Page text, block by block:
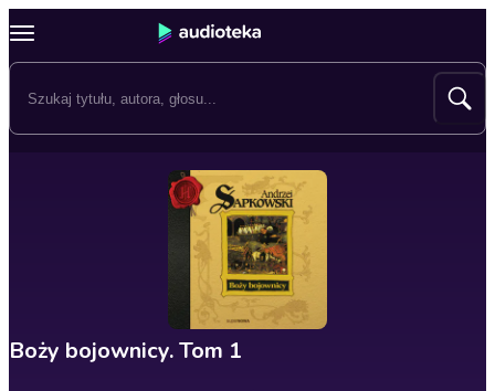
Boży bojownicy. Tom 1